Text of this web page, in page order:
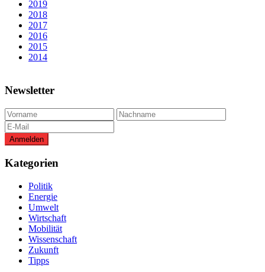
2019
2018
2017
2016
2015
2014
Newsletter
Kategorien
Politik
Energie
Umwelt
Wirtschaft
Mobilität
Wissenschaft
Zukunft
Tipps